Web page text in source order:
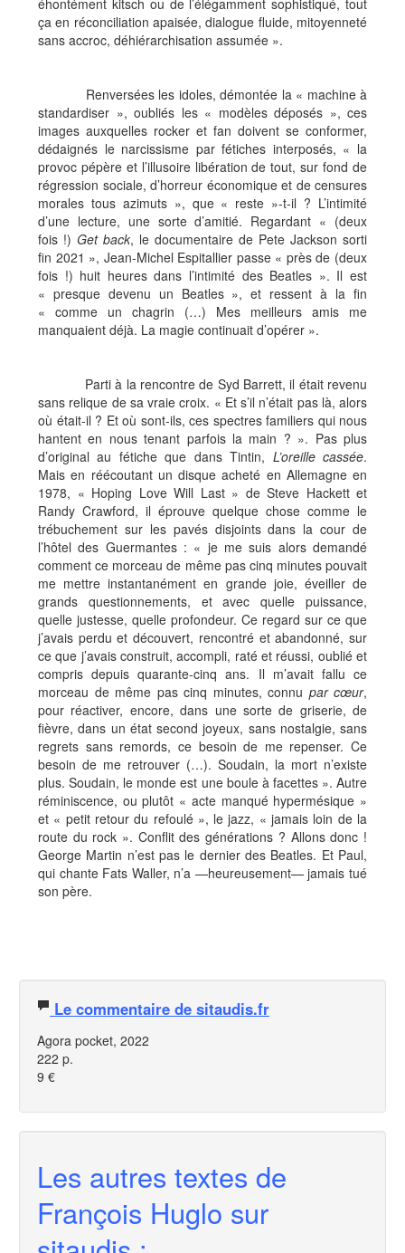
éhontément kitsch ou de l’élégamment sophistiqué, tout
ça en réconciliation apaisée, dialogue fluide, mitoyenneté
sans accroc, déhiérarchisation assumée ».
Renversées les idoles, démontée la « machine à
standardiser », oubliés les « modèles déposés », ces
images auxquelles rocker et fan doivent se conformer,
dédaignés le narcissisme par fétiches interposés, « la
provoc pépère et l’illusoire libération de tout, sur fond de
régression sociale, d’horreur économique et de censures
morales tous azimuts », que « reste »-t-il ? L’intimité
d’une lecture, une sorte d’amitié. Regardant « (deux
fois !) Get back, le documentaire de Pete Jackson sorti
fin 2021 », Jean-Michel Espitallier passe « près de (deux
fois !) huit heures dans l’intimité des Beatles ». Il est
« presque devenu un Beatles », et ressent à la fin
« comme un chagrin (…) Mes meilleurs amis me
manquaient déjà. La magie continuait d’opérer ».
Parti à la rencontre de Syd Barrett, il était revenu
sans relique de sa vraie croix. « Et s’il n’était pas là, alors
où était-il ? Et où sont-ils, ces spectres familiers qui nous
hantent en nous tenant parfois la main ? ». Pas plus
d’original au fétiche que dans Tintin, L’oreille cassée.
Mais en réécoutant un disque acheté en Allemagne en
1978, « Hoping Love Will Last » de Steve Hackett et
Randy Crawford, il éprouve quelque chose comme le
trébuchement sur les pavés disjoints dans la cour de
l’hôtel des Guermantes : « je me suis alors demandé
comment ce morceau de même pas cinq minutes pouvait
me mettre instantanément en grande joie, éveiller de
grands questionnements, et avec quelle puissance,
quelle justesse, quelle profondeur. Ce regard sur ce que
j’avais perdu et découvert, rencontré et abandonné, sur
ce que j’avais construit, accompli, raté et réussi, oublié et
compris depuis quarante-cinq ans. Il m’avait fallu ce
morceau de même pas cinq minutes, connu par cœur,
pour réactiver, encore, dans une sorte de griserie, de
fièvre, dans un état second joyeux, sans nostalgie, sans
regrets sans remords, ce besoin de me repenser. Ce
besoin de me retrouver (…). Soudain, la mort n’existe
plus. Soudain, le monde est une boule à facettes ». Autre
réminiscence, ou plutôt « acte manqué hypermésique »
et « petit retour du refoulé », le jazz, « jamais loin de la
route du rock ». Conflit des générations ? Allons donc !
George Martin n’est pas le dernier des Beatles. Et Paul,
qui chante Fats Waller, n’a —heureusement— jamais tué
son père.
Le commentaire de sitaudis.fr
Agora pocket, 2022
222 p.
9 €
Les autres textes de
François Huglo sur